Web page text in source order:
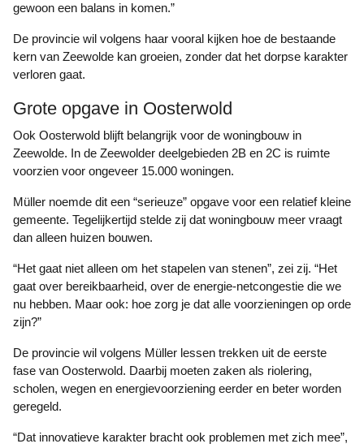
gewoon een balans in komen.”
De provincie wil volgens haar vooral kijken hoe de bestaande
kern van Zeewolde kan groeien, zonder dat het dorpse karakter
verloren gaat.
Grote opgave in Oosterwold
Ook Oosterwold blijft belangrijk voor de woningbouw in
Zeewolde. In de Zeewolder deelgebieden 2B en 2C is ruimte
voorzien voor ongeveer 15.000 woningen.
Müller noemde dit een “serieuze” opgave voor een relatief kleine
gemeente. Tegelijkertijd stelde zij dat woningbouw meer vraagt
dan alleen huizen bouwen.
“Het gaat niet alleen om het stapelen van stenen”, zei zij. “Het
gaat over bereikbaarheid, over de energie-netcongestie die we
nu hebben. Maar ook: hoe zorg je dat alle voorzieningen op orde
zijn?”
De provincie wil volgens Müller lessen trekken uit de eerste
fase van Oosterwold. Daarbij moeten zaken als riolering,
scholen, wegen en energievoorziening eerder en beter worden
geregeld.
“Dat innovatieve karakter bracht ook problemen met zich mee”,